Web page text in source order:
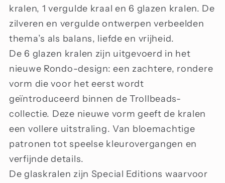
kralen, 1 vergulde kraal en 6 glazen kralen. De
zilveren en vergulde ontwerpen verbeelden
thema’s als balans, liefde en vrijheid.
De 6 glazen kralen zijn uitgevoerd in het
nieuwe Rondo-design: een zachtere, rondere
vorm die voor het eerst wordt
geïntroduceerd binnen de Trollbeads-
collectie. Deze nieuwe vorm geeft de kralen
een vollere uitstraling. Van bloemachtige
patronen tot speelse kleurovergangen en
verfijnde details.
De glaskralen zijn Special Editions waarvoor